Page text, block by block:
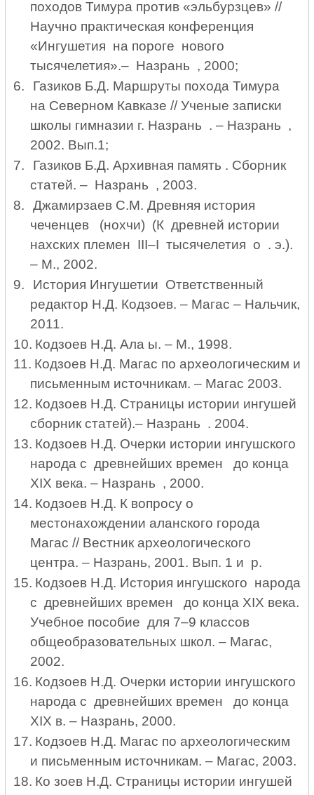
походов Тимура против «эльбурзцев» //
Научно практическая конференция
«Ингушетия на пороге нового
тысячелетия».– Назрань , 2000;
6.
Газиков Б.Д. Маршруты похода Тимура
на Северном Кавказе // Ученые записки
школы гимназии г. Назрань . – Назрань ,
2002. Вып.1;
7.
Газиков Б.Д. Архивная память . Сборник
статей. – Назрань , 2003.
8.
Джамирзаев С.М. Древняя история
чеченцев (нохчи) (К древней истории
нахских племен III–I тысячелетия о . э.).
– М., 2002.
9.
История Ингушетии Ответственный
редактор Н.Д. Кодзоев. – Магас – Нальчик,
2011.
10. Кодзоев Н.Д. Ала ы. – М., 1998.
11. Кодзоев Н.Д. Магас по археологическим и
письменным источникам. – Магас 2003.
12. Кодзоев Н.Д. Страницы истории ингушей
сборник статей).– Назрань . 2004.
13. Кодзоев Н.Д. Очерки истории ингушского
народа с древнейших времен до конца
XIX века. – Назрань , 2000.
14. Кодзоев Н.Д. К вопросу о
местонахождении аланского города
Магас // Вестник археологического
центра. – Назрань, 2001. Вып. 1 и р.
15. Кодзоев Н.Д. История ингушского народа
с древнейших времен до конца XIX века.
Учебное пособие для 7–9 классов
общеобразовательных школ. – Магас,
2002.
16. Кодзоев Н.Д. Очерки истории ингушского
народа с древнейших времен до конца
XIX в. – Назрань, 2000.
17. Кодзоев Н.Д. Магас по археологическим
и письменным источникам. – Магас, 2003.
18. Ко зоев Н.Д. Страницы истории ингушей